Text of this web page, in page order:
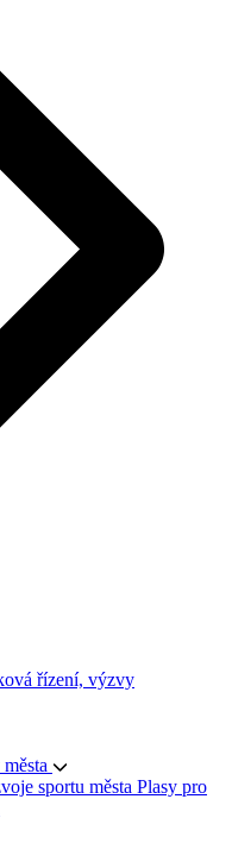
řízení, výzvy
sportu města Plasy pro